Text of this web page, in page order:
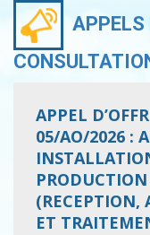
APPELS
APPEL
05/AO/2026 :
(RECEPTION,
ET